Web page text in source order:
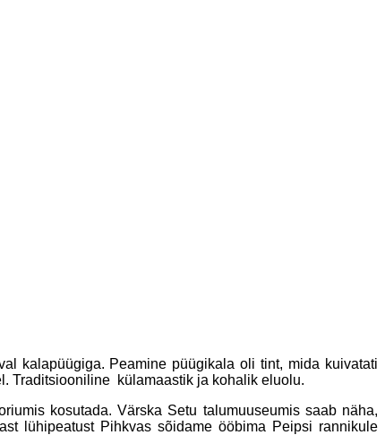
kalapüügiga. Peamine püügikala oli tint, mida kuivatati
Traditsiooniline külamaastik ja kohalik eluolu.
kosutada. Värska Setu talumuuseumis saab näha,
lühipeatust Pihkvas sõidame ööbima Peipsi rannikule